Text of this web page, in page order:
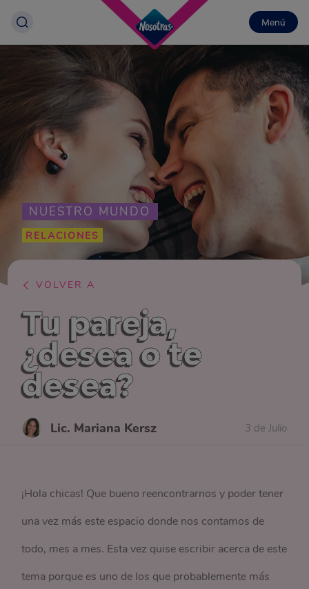
Menú
NUESTRO MUNDO
RELACIONES
VOLVER A
Tu pareja,
¿desea o te
desea?
Lic. Mariana Kersz 3 de Julio
¡Hola chicas! Que bueno reencontrarnos y poder tener
una vez más este espacio donde nos contamos de
todo, mes a mes. Esta vez quise escribir acerca de este
tema porque es uno de los que probablemente más